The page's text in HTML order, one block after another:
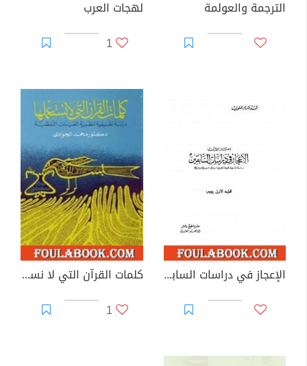
الترجمة والعولمة
لهجات العرب
1
الإعجاز في دراسات السابقين دراسة كاشفة لخصائص البلاغة العربية ومعاييرها
كلمات القرآن التي لا نستعملها - دراسة تطبيقية لنظرية العينات اللفظية
1